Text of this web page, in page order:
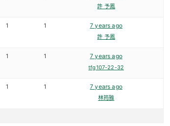
許 予鳳
1 1 7 years ago
許 予鳳
1 1 7 years ago
tfg107-22-32
1 1 7 years ago
林筠雅